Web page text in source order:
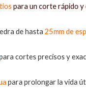
para un corte rápido y
de hasta25mm de
cortes precisos y
para prolongar la vida